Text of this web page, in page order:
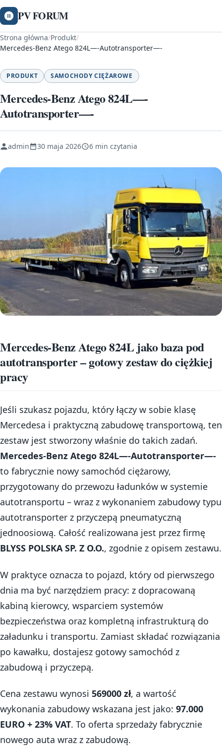
PV FORUM
Strona główna/Produkt/
Mercedes-Benz Atego 824L—-Autotransporter—-
PRODUKT SAMOCHODY CIĘŻAROWE
Mercedes-Benz Atego 824L—-
Autotransporter—-
admin 30 maja 2026 6 min czytania
Mercedes-Benz Atego 824L jako baza pod
autotransporter – gotowy zestaw do ciężkiej
pracy
Jeśli szukasz pojazdu, który łączy w sobie klasę
Mercedesa i praktyczną zabudowę transportową, ten
zestaw jest stworzony właśnie do takich zadań.
Mercedes-Benz Atego 824L—-Autotransporter—-
to fabrycznie nowy samochód ciężarowy,
przygotowany do przewozu ładunków w systemie
autotransportu – wraz z wykonaniem zabudowy typu
autotransporter z przyczepą pneumatyczną
jednoosiową. Całość realizowana jest przez firmę
BLYSS POLSKA SP. Z O.O., zgodnie z opisem zestawu.
W praktyce oznacza to pojazd, który od pierwszego
dnia ma być narzędziem pracy: z dopracowaną
kabiną kierowcy, wsparciem systemów
bezpieczeństwa oraz kompletną infrastrukturą do
załadunku i transportu. Zamiast składać rozwiązania
po kawałku, dostajesz gotowy samochód z
zabudową i przyczepą.
Cena zestawu wynosi 569000 zł, a wartość
wykonania zabudowy wskazana jest jako: 97.000
EURO + 23% VAT. To oferta sprzedaży fabrycznie
nowego auta wraz z zabudową.